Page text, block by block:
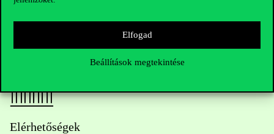
Elfogad
Beállítások megtekintése
Elérhetőségek